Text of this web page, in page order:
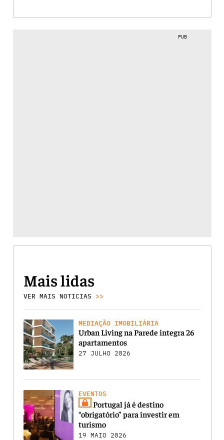
PUB
Mais lidas
VER MAIS NOTICIAS >>
MEDIAÇÃO IMOBILIÁRIA
Urban Living na Parede integra 26
apartamentos
27 JULHO 2026
EVENTOS
Portugal já é destino
“obrigatório” para investir em
turismo
19 MAIO 2026